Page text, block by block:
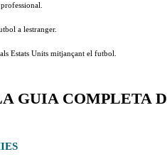
a lestranger.
Estats Units mitjançant el futbol.
GUIA COMPLETA